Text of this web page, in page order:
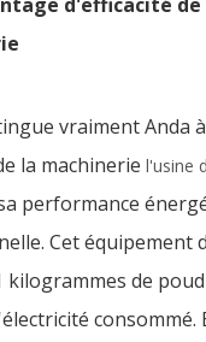
vraiment Anda
la machinerie l'usine
performance
Cet équipement
kilogrammes de
consommé.